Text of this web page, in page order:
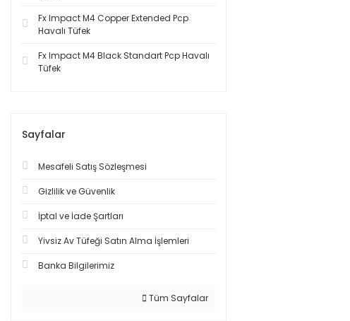
Fx Impact M4 Copper Extended Pcp
Havalı Tüfek
Fx Impact M4 Black Standart Pcp Havalı
Tüfek
Sayfalar
Mesafeli Satış Sözleşmesi
Gizlilik ve Güvenlik
İptal ve İade Şartları
Yivsiz Av Tüfeği Satın Alma İşlemleri
Banka Bilgilerimiz
Tüm Sayfalar